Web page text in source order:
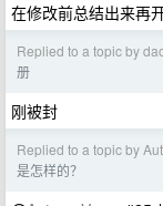
在修改前总结出来再
Replied to a topic by
册
刚被封
Replied to a topic by
是怎样的？